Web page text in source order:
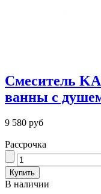
Смеситель
ванны с
9 580 руб
Рассрочка
В наличии